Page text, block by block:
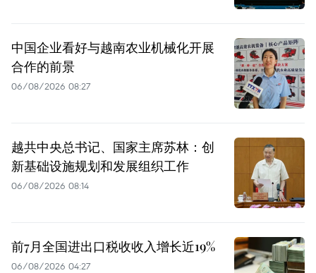
中国企业看好与越南农业机械化开展
合作的前景
06/08/2026 08:27
越共中央总书记、国家主席苏林：创
新基础设施规划和发展组织工作
06/08/2026 08:14
前7月全国进出口税收收入增长近19%
06/08/2026 04:27